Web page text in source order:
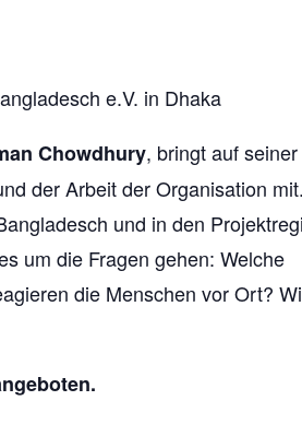
e.V. in Dhaka
Chowdhury, bringt auf seiner
der Arbeit der Organisation
und in den
um die Fragen gehen: Welche
die Menschen vor Ort?